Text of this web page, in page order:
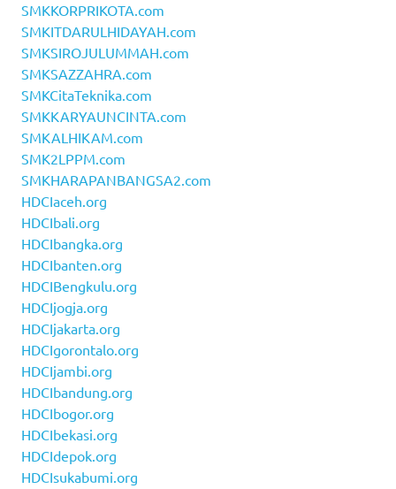
SMKKORPRIKOTA.com
SMKITDARULHIDAYAH.com
SMKSIROJULUMMAH.com
SMKSAZZAHRA.com
SMKCitaTeknika.com
SMKKARYAUNCINTA.com
SMKALHIKAM.com
SMK2LPPM.com
SMKHARAPANBANGSA2.com
HDCIaceh.org
HDCIbali.org
HDCIbangka.org
HDCIbanten.org
HDCIBengkulu.org
HDCIjogja.org
HDCIjakarta.org
HDCIgorontalo.org
HDCIjambi.org
HDCIbandung.org
HDCIbogor.org
HDCIbekasi.org
HDCIdepok.org
HDCIsukabumi.org